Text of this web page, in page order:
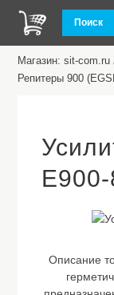
Поиск
Магазин: sit-com.ru
Репитеры 900
Описание